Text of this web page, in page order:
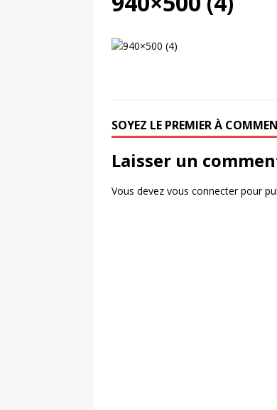
[ 4 août 2026 ]
Découvrez
Saint-Paul-lès-Dax au profit
SOYEZ LE PREMIER À
Laisser un
Vous devez vous connecterpour